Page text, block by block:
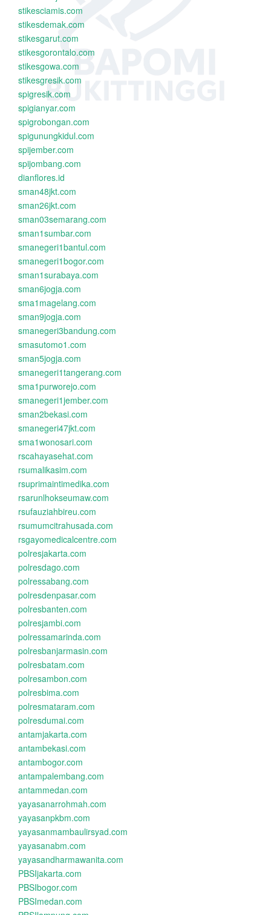
stikesciamis.com
stikesdemak.com
stikesgarut.com
stikesgorontalo.com
stikesgowa.com
stikesgresik.com
spigresik.com
spigianyar.com
spigrobongan.com
spigunungkidul.com
spijember.com
spijombang.com
dianflores.id
sman48jkt.com
sman26jkt.com
sman03semarang.com
sman1sumbar.com
smanegeri1bantul.com
smanegeri1bogor.com
sman1surabaya.com
sman6jogja.com
sma1magelang.com
sman9jogja.com
smanegeri3bandung.com
smasutomo1.com
sman5jogja.com
smanegeri1tangerang.com
sma1purworejo.com
smanegeri1jember.com
sman2bekasi.com
smanegeri47jkt.com
sma1wonosari.com
rscahayasehat.com
rsumalikasim.com
rsuprimaintimedika.com
rsarunlhokseumaw.com
rsufauziahbireu.com
rsumumcitrahusada.com
rsgayomedicalcentre.com
polresjakarta.com
polresdago.com
polressabang.com
polresdenpasar.com
polresbanten.com
polresjambi.com
polressamarinda.com
polresbanjarmasin.com
polresbatam.com
polresambon.com
polresbima.com
polresmataram.com
polresdumai.com
antamjakarta.com
antambekasi.com
antambogor.com
antampalembang.com
antammedan.com
yayasanarrohmah.com
yayasanpkbm.com
yayasanmambaulirsyad.com
yayasanabm.com
yayasandharmawanita.com
PBSIjakarta.com
PBSIbogor.com
PBSImedan.com